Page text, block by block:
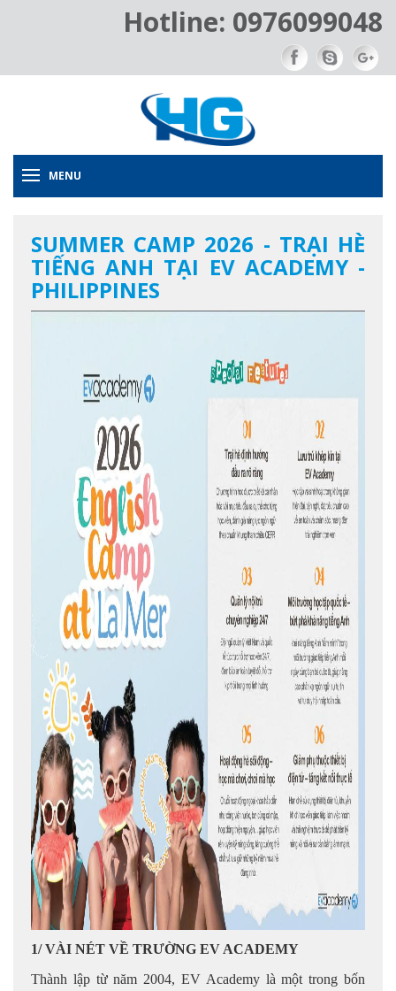
Hotline: 0976099048
MENU
SUMMER CAMP 2026 - TRẠI HÈ
TIẾNG ANH TẠI EV ACADEMY -
PHILIPPINES
1/ VÀI NÉT VỀ TRƯỜNG EV ACADEMY
Thành lập từ năm 2004, EV Academy là một trong bốn